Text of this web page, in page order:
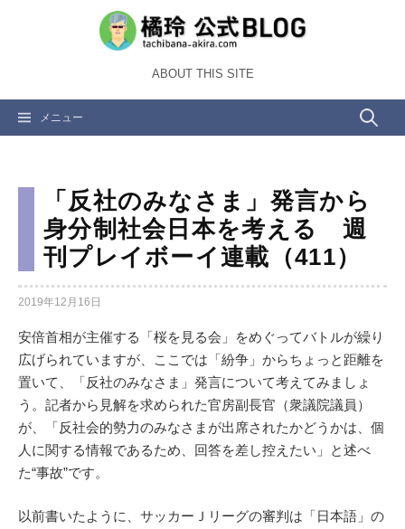
ツ
ABOUT THIS SITE
メニュー 検
「反社のみなさま」発言から
身分制社会日本を考える 週
刊プレイボーイ連載（411）
2019年12月16日
安倍首相が主催する「桜を見る会」をめぐってバトルが繰り
広げられていますが、ここでは「紛争」からちょっと距離を
置いて、「反社のみなさま」発言について考えてみましょ
う。記者から見解を求められた官房副長官（衆議院議員）
が、「反社会的勢力のみなさまが出席されたかどうかは、個
人に関する情報であるため、回答を差し控えたい」と述べ
た“事故”です。
以前書いたように、サッカーＪリーグの審判は「日本語」の